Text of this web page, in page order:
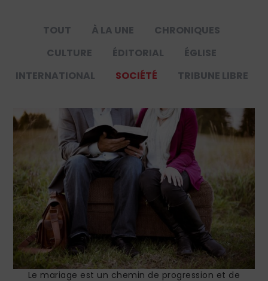
TOUT À LA UNE
CHRONIQUES
CULTURE
ÉDITORIAL
ÉGLISE
INTERNATIONAL
SOCIÉTÉ TRIBUNE LIBRE
Le mariage est un chemin de progression et de